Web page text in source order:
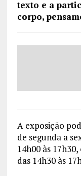
texto e a
corpo,
A exposição
de segunda a
14h00 às
das 14h30 às